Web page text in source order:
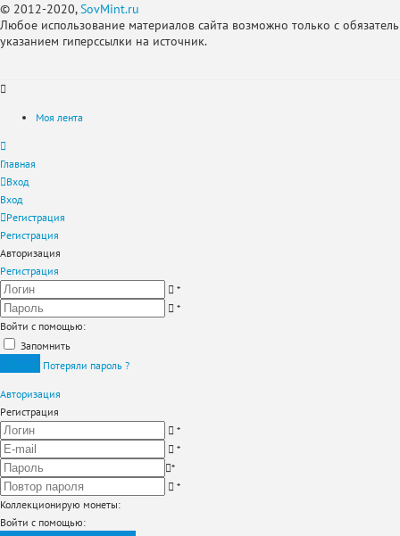
© 2012-2020,SovMint.ru
Любое использование материалов сайта возможно только с
указанием гиперссылки на источник.
Моя лента
Главная
Вход
Вход
Регистрация
Регистрация
Авторизация
Регистрация
*
*
Войти с помощью:
Запомнить
Потеряли пароль ?
Авторизация
Регистрация
*
*
*
*
Коллекционирую монеты:
Войти с помощью: